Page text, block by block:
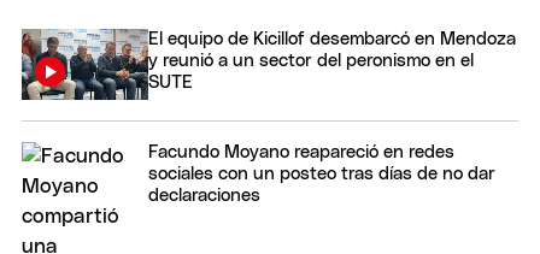
El equipo de Kicillof desembarcó en Mendoza
y reunió a un sector del peronismo en el
SUTE
Facundo Moyano reapareció en redes
sociales con un posteo tras días de no dar
declaraciones